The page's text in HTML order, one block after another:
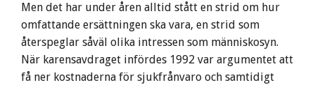
Men det har under åren alltid stått en strid om hur
omfattande ersättningen ska vara, en strid som
återspeglar såväl olika intressen som människosyn.
När karensavdraget infördes 1992 var argumentet att
få ner kostnaderna för sjukfrånvaro och samtidigt